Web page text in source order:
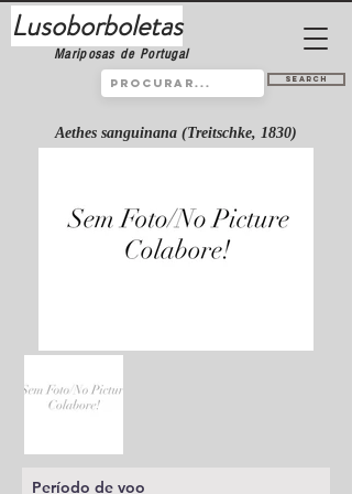
Lusoborboletas
Mariposas de Portugal
Search
Aethes sanguinana (Treitschke, 1830)
Período de voo